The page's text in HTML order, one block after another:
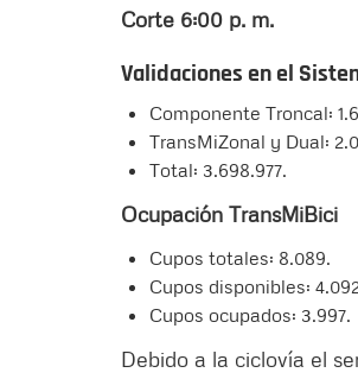
Corte 6:00 p. m.
Validaciones en el
Componente Troncal:
TransMiZonal y Dual:
Total: 3.698.977.
Ocupación TransMiBici
Cupos totales: 8.089.
Cupos disponibles:
Cupos ocupados: 3.997.
Debido a la ciclovía el